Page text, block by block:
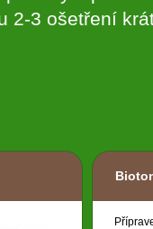
2-3 ošetření